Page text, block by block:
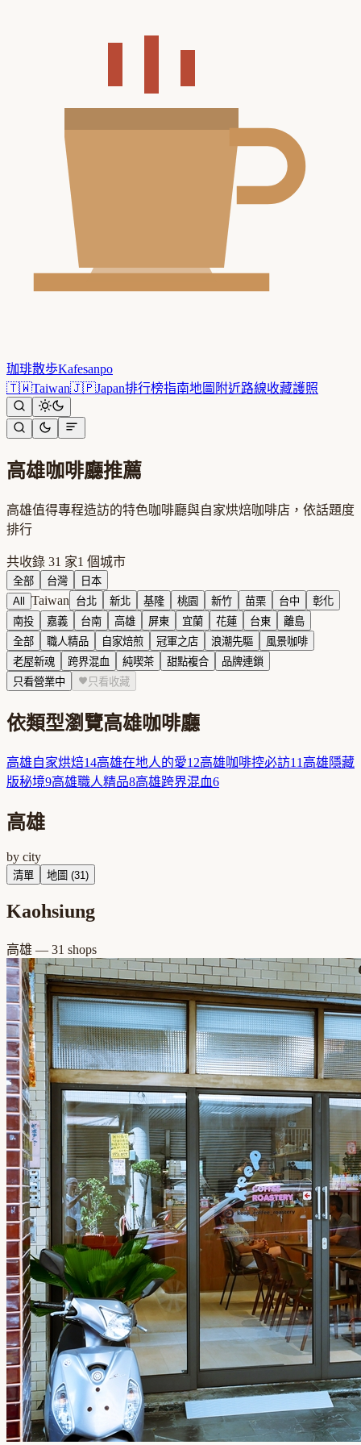
珈琲散歩Kafesanpo
🇹🇼Taiwan🇯🇵Japan排行榜指南地圖 附近路線收藏護照
高雄咖啡廳推薦
高雄值得專程造訪的特色咖啡廳與自家烘焙咖啡店，依話題度
排行
共收錄 31 家1 個城市
全部 台灣
日本
All
Taiwan 台北 新北 基隆 桃園 新竹 苗栗 台中
彰化
南投
嘉義 台南 高雄 屏東 宜蘭 花蓮 台東
離島
全部
職人精品 自家焙煎 冠軍之店 浪潮先驅
風景咖啡
老屋新魂
跨界混血 純喫茶 甜點複合
品牌連鎖
只看營業中
只看收藏
依類型瀏覽高雄咖啡廳
高雄自家烘焙14高雄在地人的愛12高雄咖啡控必訪11 高雄隱藏
版秘境9高雄職人精品8高雄跨界混血6
高雄
by city
清單 地圖 (31)
Kaohsiung
高雄 — 31 shops